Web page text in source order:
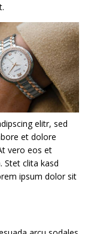
elitr, sed
et dolore
vero eos et
Stet clita kasd
ipsum dolor sit